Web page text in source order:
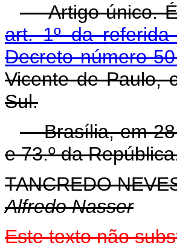
Artigo único. É
art. 1º da referida
Decreto número
Vicente de Paulo,
Sul.
Brasília, em 28
e 73.º da
TANCREDO
Alfredo Nasser
Este texto não